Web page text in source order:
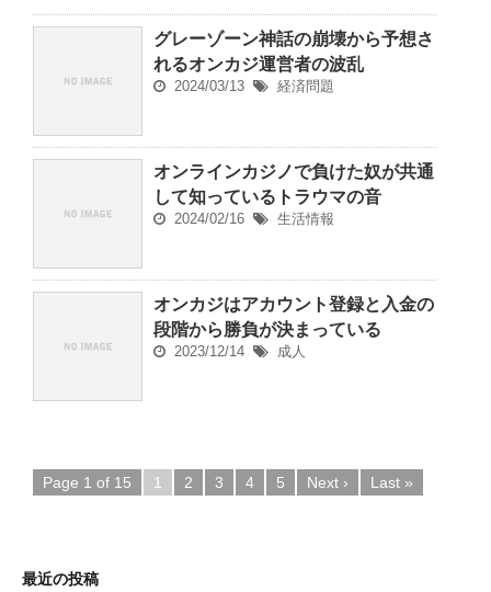
グレーゾーン神話の崩壊から予想さ
れるオンカジ運営者の波乱
2024/03/13 経済問題
オンラインカジノで負けた奴が共通
して知っているトラウマの音
2024/02/16 生活情報
オンカジはアカウント登録と入金の
段階から勝負が決まっている
2023/12/14 成人
Page 1 of 15 1 2 3 4 5 Next › Last »
最近の投稿